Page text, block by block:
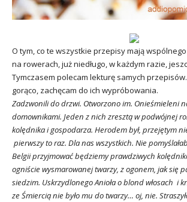
O tym, co te wszystkie przepisy mają
na rowerach, już niedługo, w każdym razie,
Tymczasem polecam lekturę samych
gorąco, zachęcam do ich wypróbowania.
Zadzwonili do drzwi. Otworzono im. Onieśmieleni
domownikami. Jeden z nich zresztą w podwójnej
kolędnika i gospodarza. Herodem był, przejętym
pierwszy to raz. Dla nas wszystkich. Nie
Belgii przyjmować będziemy prawdziwych
ogniście wysmarowanej twarzy, z ogonem, jak się
siedzim. Uskrzydlonego Anioła o blond włosach i
ze Śmiercią nie było mu do twarzy… oj, nie.